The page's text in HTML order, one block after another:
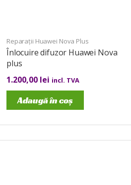
Reparații Huawei Nova Plus
Înlocuire difuzor Huawei Nova
plus
1.200,00 lei incl. TVA
Adaugă în coș